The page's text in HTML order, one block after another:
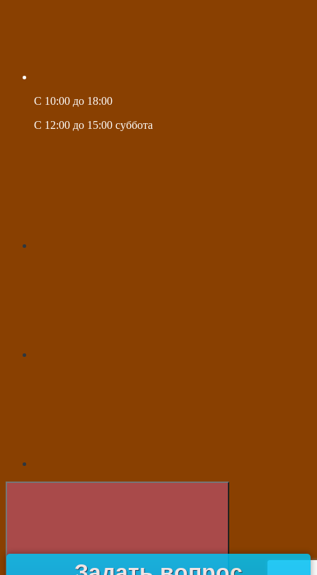
C 10:00 до 18:00
C 12:00 до 15:00 суббота